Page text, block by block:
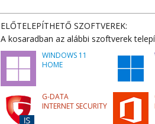
ELŐTELEPÍTHETŐ SZOFTVEREK:
A kosaradban az alábbi szoftverek
WINDOWS 11
HOME
G-DATA
INTERNET SECURITY